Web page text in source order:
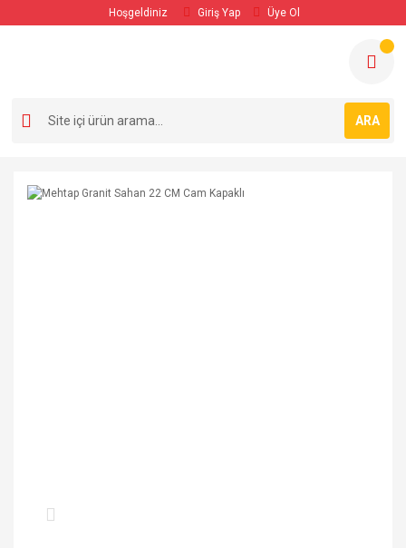
Hoşgeldiniz Giriş Yap Üye Ol
ARA